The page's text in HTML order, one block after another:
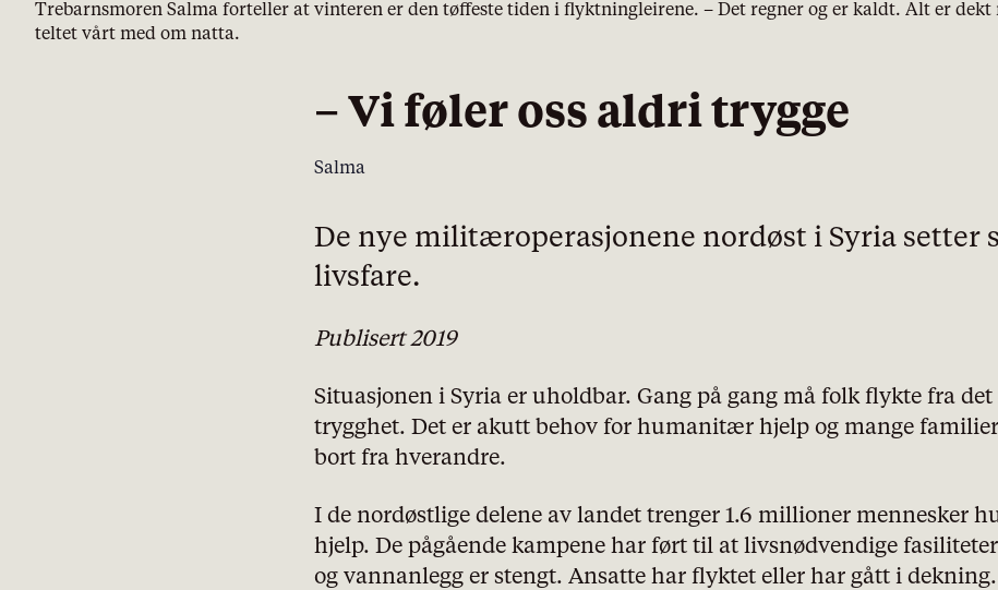
Trebarnsmoren Salma forteller at vinteren er den tøffeste tiden i flyktningleirene. – Det regner og er kaldt. Alt er
teltet vårt med om natta.
– Vi føler oss aldri trygge
Salma
De nye militæroperasjonene nordøst i Syria setter
livsfare.
Publisert 2019
Situasjonen i Syria er uholdbar. Gang på gang må folk flykte fra det
trygghet. Det er akutt behov for humanitær hjelp og mange
bort fra hverandre.
I de nordøstlige delene av landet trenger 1.6 millioner mennesker
hjelp. De pågående kampene har ført til at livsnødvendige
og vannanlegg er stengt. Ansatte har flyktet eller har gått i dekning.